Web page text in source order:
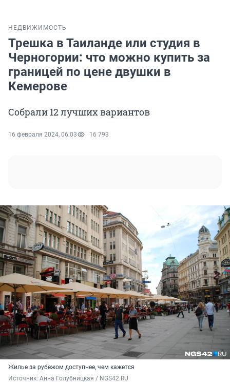
НЕДВИЖИМОСТЬ
Трешка в Таиланде или студия в
Черногории: что можно купить за
границей по цене двушки в
Кемерове
Собрали 12 лучших вариантов
16 февраля 2024, 06:03 16 793
Жилье за рубежом доступнее, чем кажется
Источник: Анна Голубницкая / NGS42.RU